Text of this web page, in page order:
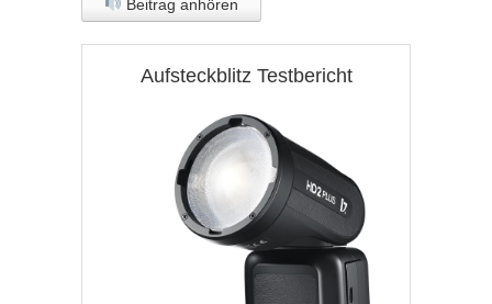
Beitrag anhören
Aufsteckblitz Testbericht